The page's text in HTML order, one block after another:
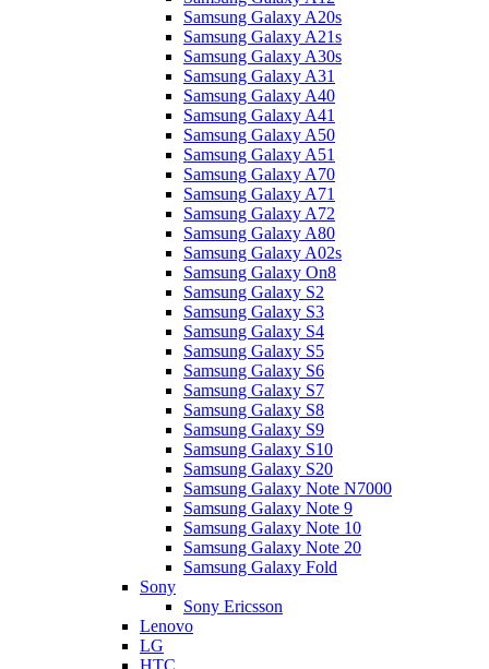
Samsung Galaxy A20s
Samsung Galaxy A21s
Samsung Galaxy A30s
Samsung Galaxy A31
Samsung Galaxy A40
Samsung Galaxy A41
Samsung Galaxy A50
Samsung Galaxy A51
Samsung Galaxy A70
Samsung Galaxy A71
Samsung Galaxy A72
Samsung Galaxy A80
Samsung Galaxy A02s
Samsung Galaxy On8
Samsung Galaxy S2
Samsung Galaxy S3
Samsung Galaxy S4
Samsung Galaxy S5
Samsung Galaxy S6
Samsung Galaxy S7
Samsung Galaxy S8
Samsung Galaxy S9
Samsung Galaxy S10
Samsung Galaxy S20
Samsung Galaxy Note N7000
Samsung Galaxy Note 9
Samsung Galaxy Note 10
Samsung Galaxy Note 20
Samsung Galaxy Fold
Sony
Sony Ericsson
Lenovo
LG
HTC